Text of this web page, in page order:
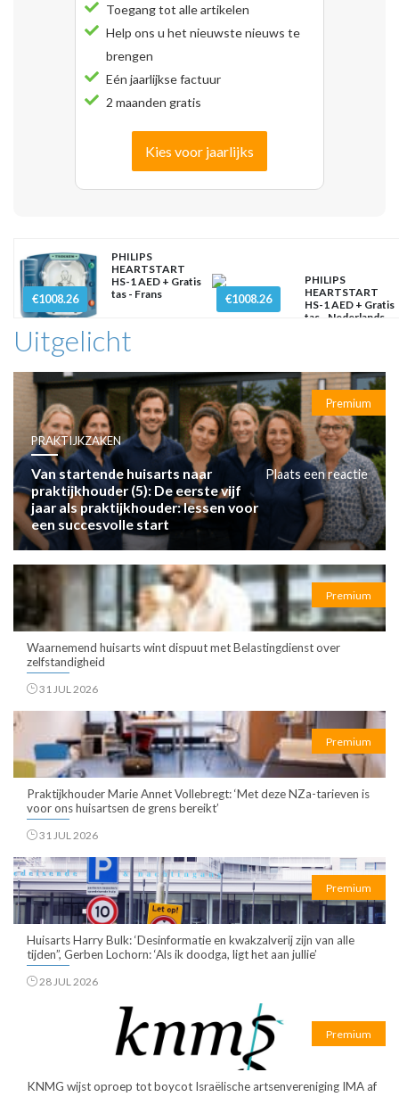
Toegang tot alle artikelen
Help ons u het nieuwste nieuws te
brengen
Eén jaarlijkse factuur
2 maanden gratis
Kies voor jaarlijks
€1008.26
PHILIPS
HEARTSTART
HS-1 AED + Gratis
tas - Frans
€1008.26
PHILIPS
HEARTSTART
HS-1 AED + Gratis
tas - Nederlands
Uitgelicht
Premium
PRAKTIJKZAKEN
Van startende huisarts naar
praktijkhouder (5): De eerste vijf
jaar als praktijkhouder: lessen voor
een succesvolle start
Plaats een reactie
Premium
Waarnemend huisarts wint dispuut met Belastingdienst over
zelfstandigheid
31 JUL 2026
Premium
Praktijkhouder Marie Annet Vollebregt: ‘Met deze NZa-tarieven is
voor ons huisartsen de grens bereikt’
31 JUL 2026
Premium
Huisarts Harry Bulk: ‘Desinformatie en kwakzalverij zijn van alle
tijden”, Gerben Lochorn: ‘Als ik doodga, ligt het aan jullie’
28 JUL 2026
Premium
KNMG wijst oproep tot boycot Israëlische artsenvereniging IMA af